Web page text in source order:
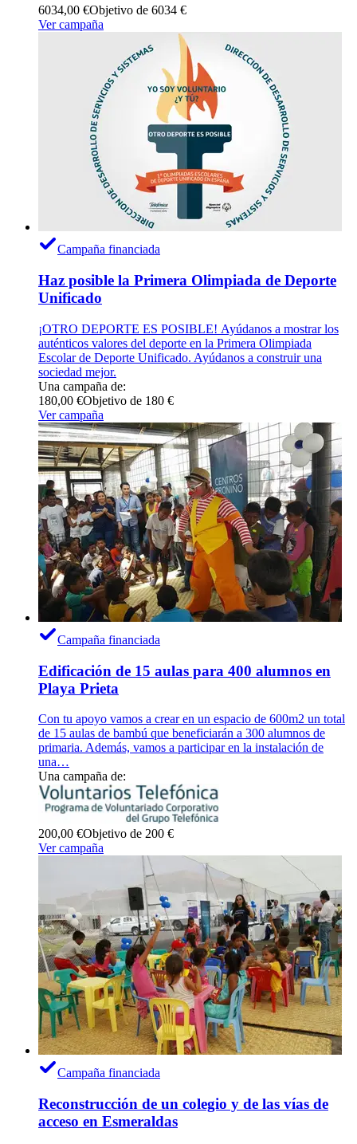
6034,00 €Objetivo de 6034 €
Ver campaña
Campaña financiada
Haz posible la Primera Olimpiada de Deporte
Unificado
¡OTRO DEPORTE ES POSIBLE! Ayúdanos a mostrar los
auténticos valores del deporte en la Primera Olimpiada
Escolar de Deporte Unificado. Ayúdanos a construir una
sociedad mejor.
Una campaña de:
180,00 €Objetivo de 180 €
Ver campaña
Campaña financiada
Edificación de 15 aulas para 400 alumnos en
Playa Prieta
Con tu apoyo vamos a crear en un espacio de 600m2 un total
de 15 aulas de bambú que beneficiarán a 300 alumnos de
primaria. Además, vamos a participar en la instalación de
una…
Una campaña de:
200,00 €Objetivo de 200 €
Ver campaña
Campaña financiada
Reconstrucción de un colegio y de las vías de
acceso en Esmeraldas